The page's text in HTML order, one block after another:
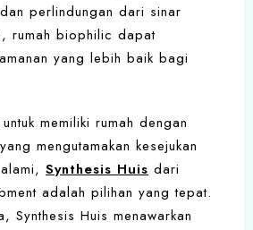
perlindungan dari sinar
rumah biophilic dapat
yang lebih baik bagi
memiliki rumah dengan
yang mengutamakan kesejukan
Synthesis Huis dari
adalah pilihan yang tepat.
Synthesis Huis menawarkan